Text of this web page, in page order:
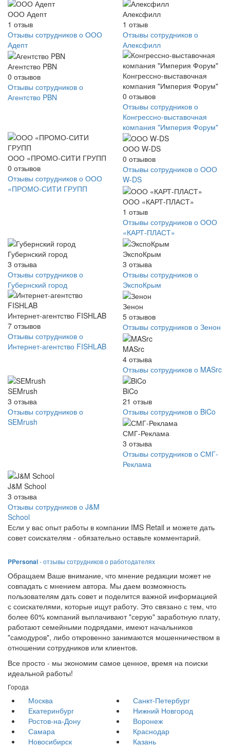
ООО Адепт
1 отзыв
Отзывы сотрудников о ООО
Адепт
Алексфилл
1 отзыв
Отзывы сотрудников о
Алексфилл
Агентство PBN
0 отзывов
Отзывы сотрудников о
Агентство PBN
Конгрессно-выставочная
компания "Империя Форум"
0 отзывов
Отзывы сотрудников о
Конгрессно-выставочная
компания "Империя Форум"
ООО «ПРОМО-СИТИ ГРУПП
0 отзывов
Отзывы сотрудников о ООО
«ПРОМО-СИТИ ГРУПП
ООО W-DS
0 отзывов
Отзывы сотрудников о ООО
W-DS
ООО «КАРТ-ПЛАСТ»
1 отзыв
Отзывы сотрудников о ООО
«КАРТ-ПЛАСТ»
Губернский город
3 отзыва
Отзывы сотрудников о
Губернский город
ЭкспоКрым
3 отзыва
Отзывы сотрудников о
ЭкспоКрым
Интернет-агентство FISHLAB
7 отзывов
Отзывы сотрудников о
Интернет-агентство FISHLAB
Зенон
5 отзывов
Отзывы сотрудников о Зенон
MASrc
4 отзыва
Отзывы сотрудников о MASrc
SEMrush
3 отзыва
Отзывы сотрудников о
SEMrush
BiCo
21 отзыв
Отзывы сотрудников о BiCo
СМГ-Реклама
3 отзыва
Отзывы сотрудников о СМГ-
Реклама
J&M School
3 отзыва
Отзывы сотрудников о J&M
School
Если у вас опыт работы в компании IMS Retail и можете дать
совет соискателям - обязательно оставьте комментарий.
PPersonal- отзывы сотрудников о работодателях
Обращаем Ваше внимание, что мнение редакции может не
совпадать с мнением автора. Мы даем возможность
пользователям дать совет и поделится важной информацией
с соискателями, которые ищут работу. Это связано с тем, что
более 60% компаний выплачивают "серую" заработную плату,
работают семейными подрядами, имеют начальников
"самодуров", либо откровенно занимаются мошенничеством в
отношении сотрудников или клиентов.
Все просто - мы экономим самое ценное, время на поиски
идеальной работы!
Города
Москва
Санкт-Петербург
Екатеринбург
Нижний Новгород
Ростов-на-Дону
Воронеж
Самара
Краснодар
Новосибирск
Казань